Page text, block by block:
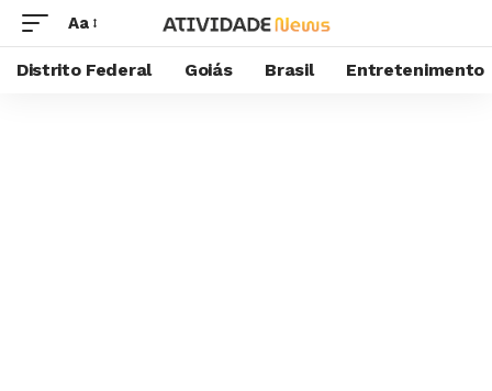
Aa
Distrito Federal Goiás Brasil Entretenimento